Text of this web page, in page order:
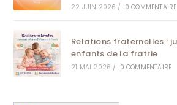
22 JUIN 2026 / 0 COMMENTAIRE
Relations fraternelles :
enfants de la fratrie
21 MAI 2026 / 0 COMMENTAIRE